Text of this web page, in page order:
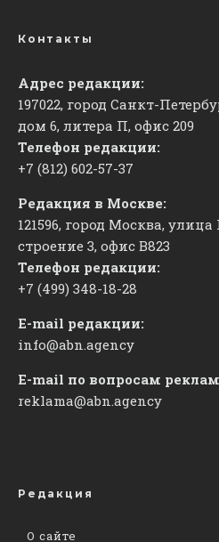
Контакты
Адрес редакции:
197022, город Санкт-
дом 6, литера П, офис 209
Телефон редакции:
+7 (812) 602-57-37
Редакция в Москве:
121596, город Москва,
строение 3, офис ​В823
Телефон редакции:
+7 (499) 348-18-28
E-mail редакции:
info@abn.agency
E-mail по вопросам
reklama@abn.agency
Редакция
О сайте